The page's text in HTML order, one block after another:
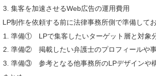
集客を加速させるWeb広告の運用費用
LP制作を依頼する前に法律事務所側で準備して
準備① LPで集客したいターゲット層と対象
準備② 掲載したい弁護士のプロフィールや
準備③ 参考となる他事務所のLPデザインや